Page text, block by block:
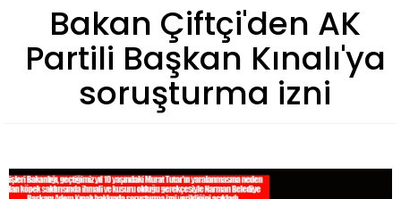
Bakan Çiftçi'den AK
Partili Başkan Kınalı'ya
soruşturma izni